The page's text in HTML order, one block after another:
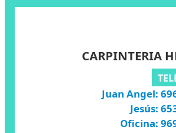
CARPINTERIA
Juan Angel:
Jesús:
Oficina: